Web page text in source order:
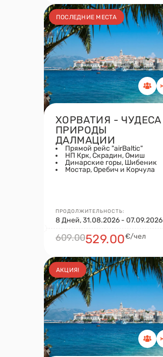
ПОСЛЕДНИЕ МЕСТА
ХОРВАТИЯ - ЧУДЕСА
ПРИРОДЫ
ДАЛМАЦИИ
Прямой рейс "airBaltic"
НП Крк, Скрадин, Омиш
Динарские горы, Шибеник
Мостар, Оребич и Корчула
ПРОДОЛЖИТЕЛЬНОСТЬ:
8 Дней, 31.08.2026 - 07.09.2026
609.00529.00€/чел
АКЦИЯ!